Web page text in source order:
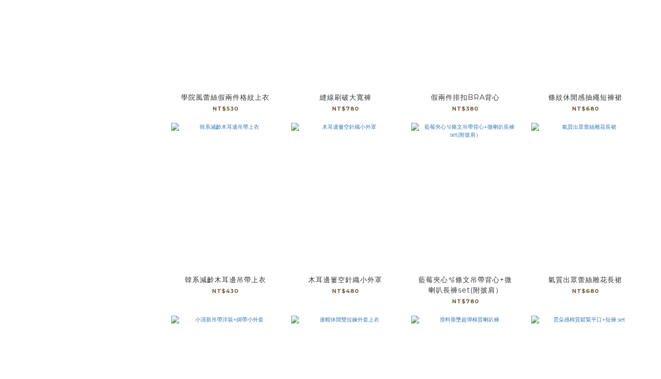
學院風蕾絲假兩件格紋上衣
NT$530
縫線刷破大寬褲
NT$780
假兩件排扣BRA背心
NT$380
條紋休閒感抽繩短褲裙
NT$680
韓系減齡木耳邊吊帶上衣
NT$430
木耳邊簍空針織小外罩
NT$480
藍莓夾心🫧條文吊帶背心+微
喇叭長褲set(附披肩）
NT$780
氣質出眾蕾絲雕花長裙
NT$680